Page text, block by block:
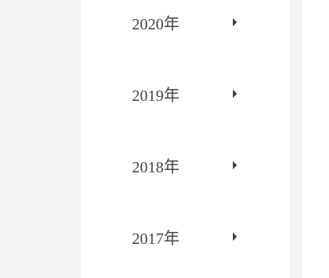
2020年
2019年
2018年
2017年